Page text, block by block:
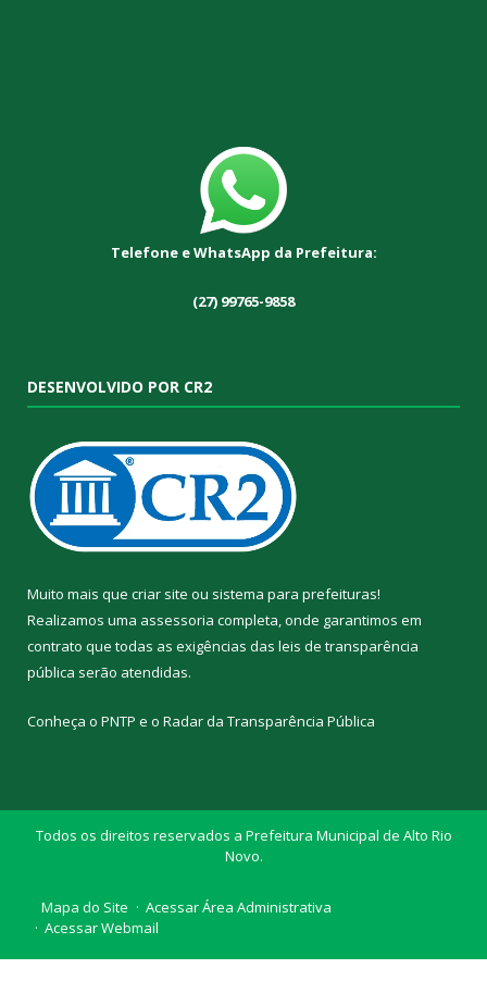
Telefone e WhatsApp da Prefeitura:
(27) 99765-9858
DESENVOLVIDO POR CR2
Muito mais que criar site ou sistema para prefeituras!
Realizamos uma assessoria completa, onde garantimos em
contrato que todas as exigências das leis de transparência
pública serão atendidas.
Conheça o PNTP e o Radar da Transparência Pública
Todos os direitos reservados a Prefeitura Municipal de Alto Rio
Novo.
Mapa do Site
Acessar Área Administrativa
Acessar Webmail